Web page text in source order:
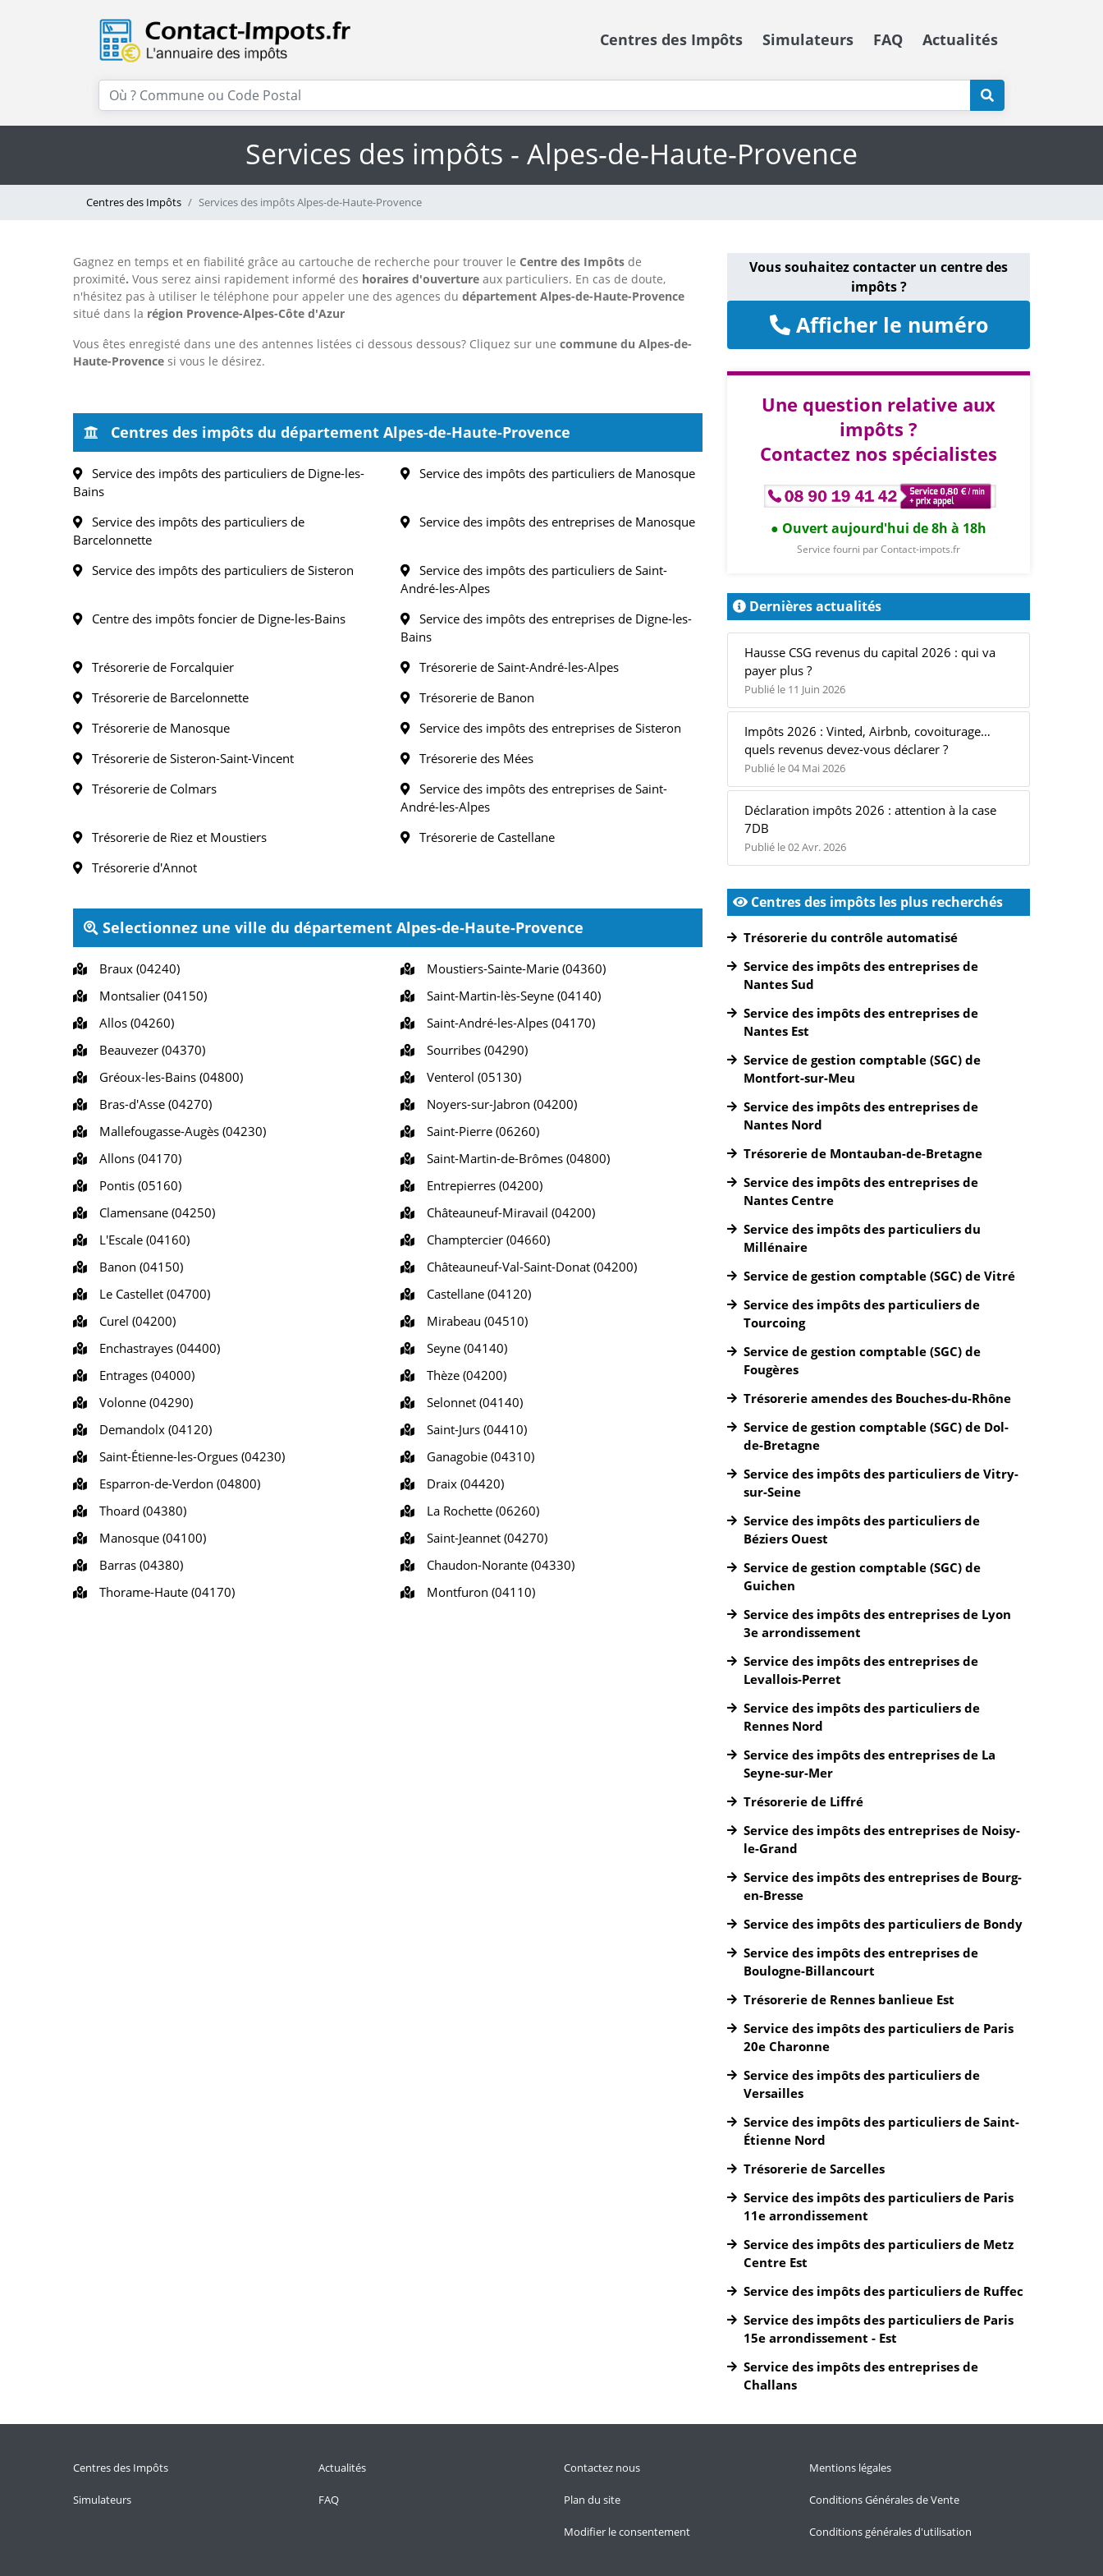
Centres des Impôts Simulateurs FAQ Actualités
Services des impôts - Alpes-de-Haute-Provence
Centres des Impôts Services des impôts Alpes-de-Haute-Provence
Gagnez en temps et en fiabilité grâce au cartouche de recherche pour trouver le Centre des Impôts de
proximité. Vous serez ainsi rapidement informé des horaires d'ouverture aux particuliers. En cas de doute,
n'hésitez pas à utiliser le téléphone pour appeler une des agences du département Alpes-de-Haute-Provence
situé dans la région Provence-Alpes-Côte d'Azur
Vous êtes enregisté dans une des antennes listées ci dessous dessous? Cliquez sur une commune du Alpes-de-
Haute-Provence si vous le désirez.
Centres des impôts du département Alpes-de-Haute-Provence
Service des impôts des particuliers de Digne-les-
Bains
Service des impôts des particuliers de Manosque
Service des impôts des particuliers de
Barcelonnette
Service des impôts des entreprises de Manosque
Service des impôts des particuliers de Sisteron
Service des impôts des particuliers de Saint-
André-les-Alpes
Centre des impôts foncier de Digne-les-Bains
Service des impôts des entreprises de Digne-les-
Bains
Trésorerie de Forcalquier
Trésorerie de Saint-André-les-Alpes
Trésorerie de Barcelonnette
Trésorerie de Banon
Trésorerie de Manosque
Service des impôts des entreprises de Sisteron
Trésorerie de Sisteron-Saint-Vincent
Trésorerie des Mées
Trésorerie de Colmars
Service des impôts des entreprises de Saint-
André-les-Alpes
Trésorerie de Riez et Moustiers
Trésorerie de Castellane
Trésorerie d'Annot
Selectionnez une ville du département Alpes-de-Haute-Provence
Braux (04240)
Moustiers-Sainte-Marie (04360)
Montsalier (04150)
Saint-Martin-lès-Seyne (04140)
Allos (04260)
Saint-André-les-Alpes (04170)
Beauvezer (04370)
Sourribes (04290)
Gréoux-les-Bains (04800)
Venterol (05130)
Bras-d'Asse (04270)
Noyers-sur-Jabron (04200)
Mallefougasse-Augès (04230)
Saint-Pierre (06260)
Allons (04170)
Saint-Martin-de-Brômes (04800)
Pontis (05160)
Entrepierres (04200)
Clamensane (04250)
Châteauneuf-Miravail (04200)
L'Escale (04160)
Champtercier (04660)
Banon (04150)
Châteauneuf-Val-Saint-Donat (04200)
Le Castellet (04700)
Castellane (04120)
Curel (04200)
Mirabeau (04510)
Enchastrayes (04400)
Seyne (04140)
Entrages (04000)
Thèze (04200)
Volonne (04290)
Selonnet (04140)
Demandolx (04120)
Saint-Jurs (04410)
Saint-Étienne-les-Orgues (04230)
Ganagobie (04310)
Esparron-de-Verdon (04800)
Draix (04420)
Thoard (04380)
La Rochette (06260)
Manosque (04100)
Saint-Jeannet (04270)
Barras (04380)
Chaudon-Norante (04330)
Thorame-Haute (04170)
Montfuron (04110)
Vous souhaitez contacter un centre des
impôts ?
Afficher le numéro
Une question relative aux
impôts ?
Contactez nos spécialistes
Ouvert aujourd'hui de 8h à 18h
Service fourni par Contact-impots.fr
Dernières actualités
Hausse CSG revenus du capital 2026 : qui va
payer plus ?
Publié le 11 Juin 2026
Impôts 2026 : Vinted, Airbnb, covoiturage…
quels revenus devez-vous déclarer ?
Publié le 04 Mai 2026
Déclaration impôts 2026 : attention à la case
7DB
Publié le 02 Avr. 2026
Centres des impôts les plus recherchés
Trésorerie du contrôle automatisé
Service des impôts des entreprises de
Nantes Sud
Service des impôts des entreprises de
Nantes Est
Service de gestion comptable (SGC) de
Montfort-sur-Meu
Service des impôts des entreprises de
Nantes Nord
Trésorerie de Montauban-de-Bretagne
Service des impôts des entreprises de
Nantes Centre
Service des impôts des particuliers du
Millénaire
Service de gestion comptable (SGC) de Vitré
Service des impôts des particuliers de
Tourcoing
Service de gestion comptable (SGC) de
Fougères
Trésorerie amendes des Bouches-du-Rhône
Service de gestion comptable (SGC) de Dol-
de-Bretagne
Service des impôts des particuliers de Vitry-
sur-Seine
Service des impôts des particuliers de
Béziers Ouest
Service de gestion comptable (SGC) de
Guichen
Service des impôts des entreprises de Lyon
3e arrondissement
Service des impôts des entreprises de
Levallois-Perret
Service des impôts des particuliers de
Rennes Nord
Service des impôts des entreprises de La
Seyne-sur-Mer
Trésorerie de Liffré
Service des impôts des entreprises de Noisy-
le-Grand
Service des impôts des entreprises de Bourg-
en-Bresse
Service des impôts des particuliers de Bondy
Service des impôts des entreprises de
Boulogne-Billancourt
Trésorerie de Rennes banlieue Est
Service des impôts des particuliers de Paris
20e Charonne
Service des impôts des particuliers de
Versailles
Service des impôts des particuliers de Saint-
Étienne Nord
Trésorerie de Sarcelles
Service des impôts des particuliers de Paris
11e arrondissement
Service des impôts des particuliers de Metz
Centre Est
Service des impôts des particuliers de Ruffec
Service des impôts des particuliers de Paris
15e arrondissement - Est
Service des impôts des entreprises de
Challans
Centres des Impôts
Simulateurs
Actualités
FAQ
Contactez nous
Plan du site
Modifier le consentement
Mentions légales
Conditions Générales de Vente
Conditions générales d'utilisation